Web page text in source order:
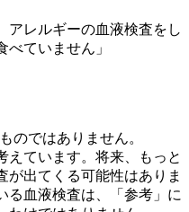
アレルギーの血液検査をし
ていません」
のではありません。
えています。将来、もっと
が出てくる可能性はありま
る血液検査は、「参考」に